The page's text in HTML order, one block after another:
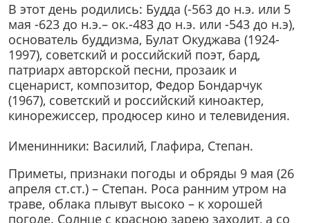
В этот день родились: Будда (-563 до н.э. или 5
мая -623 до н.э.– ок.-483 до н.э. или -543 до н.э),
основатель буддизма, Булат Окуджава (1924-
1997), советский и российский поэт, бард,
патриарх авторской песни, прозаик и
сценарист, композитор, Федор Бондарчук
(1967), советский и российский киноактер,
кинорежиссер, продюсер кино и телевидения.
Именинники: Василий, Глафира, Степан.
Приметы, признаки погоды и обряды 9 мая (26
апреля ст.ст.) – Степан. Роса ранним утром на
траве, облака плывут высоко – к хорошей
погоде. Солнце с красною зарею заходит, а со